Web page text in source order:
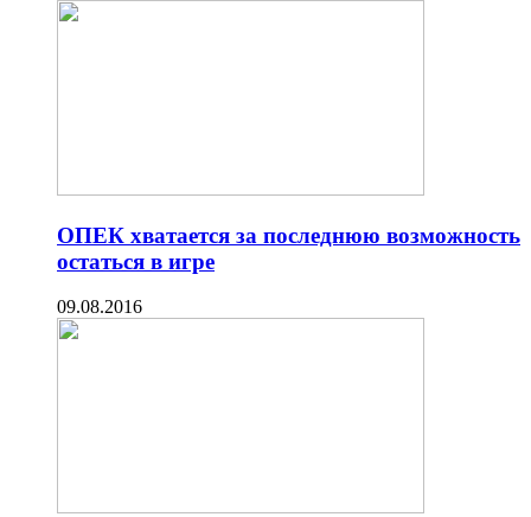
ОПЕК хватается за последнюю возможность
остаться в игре
09.08.2016